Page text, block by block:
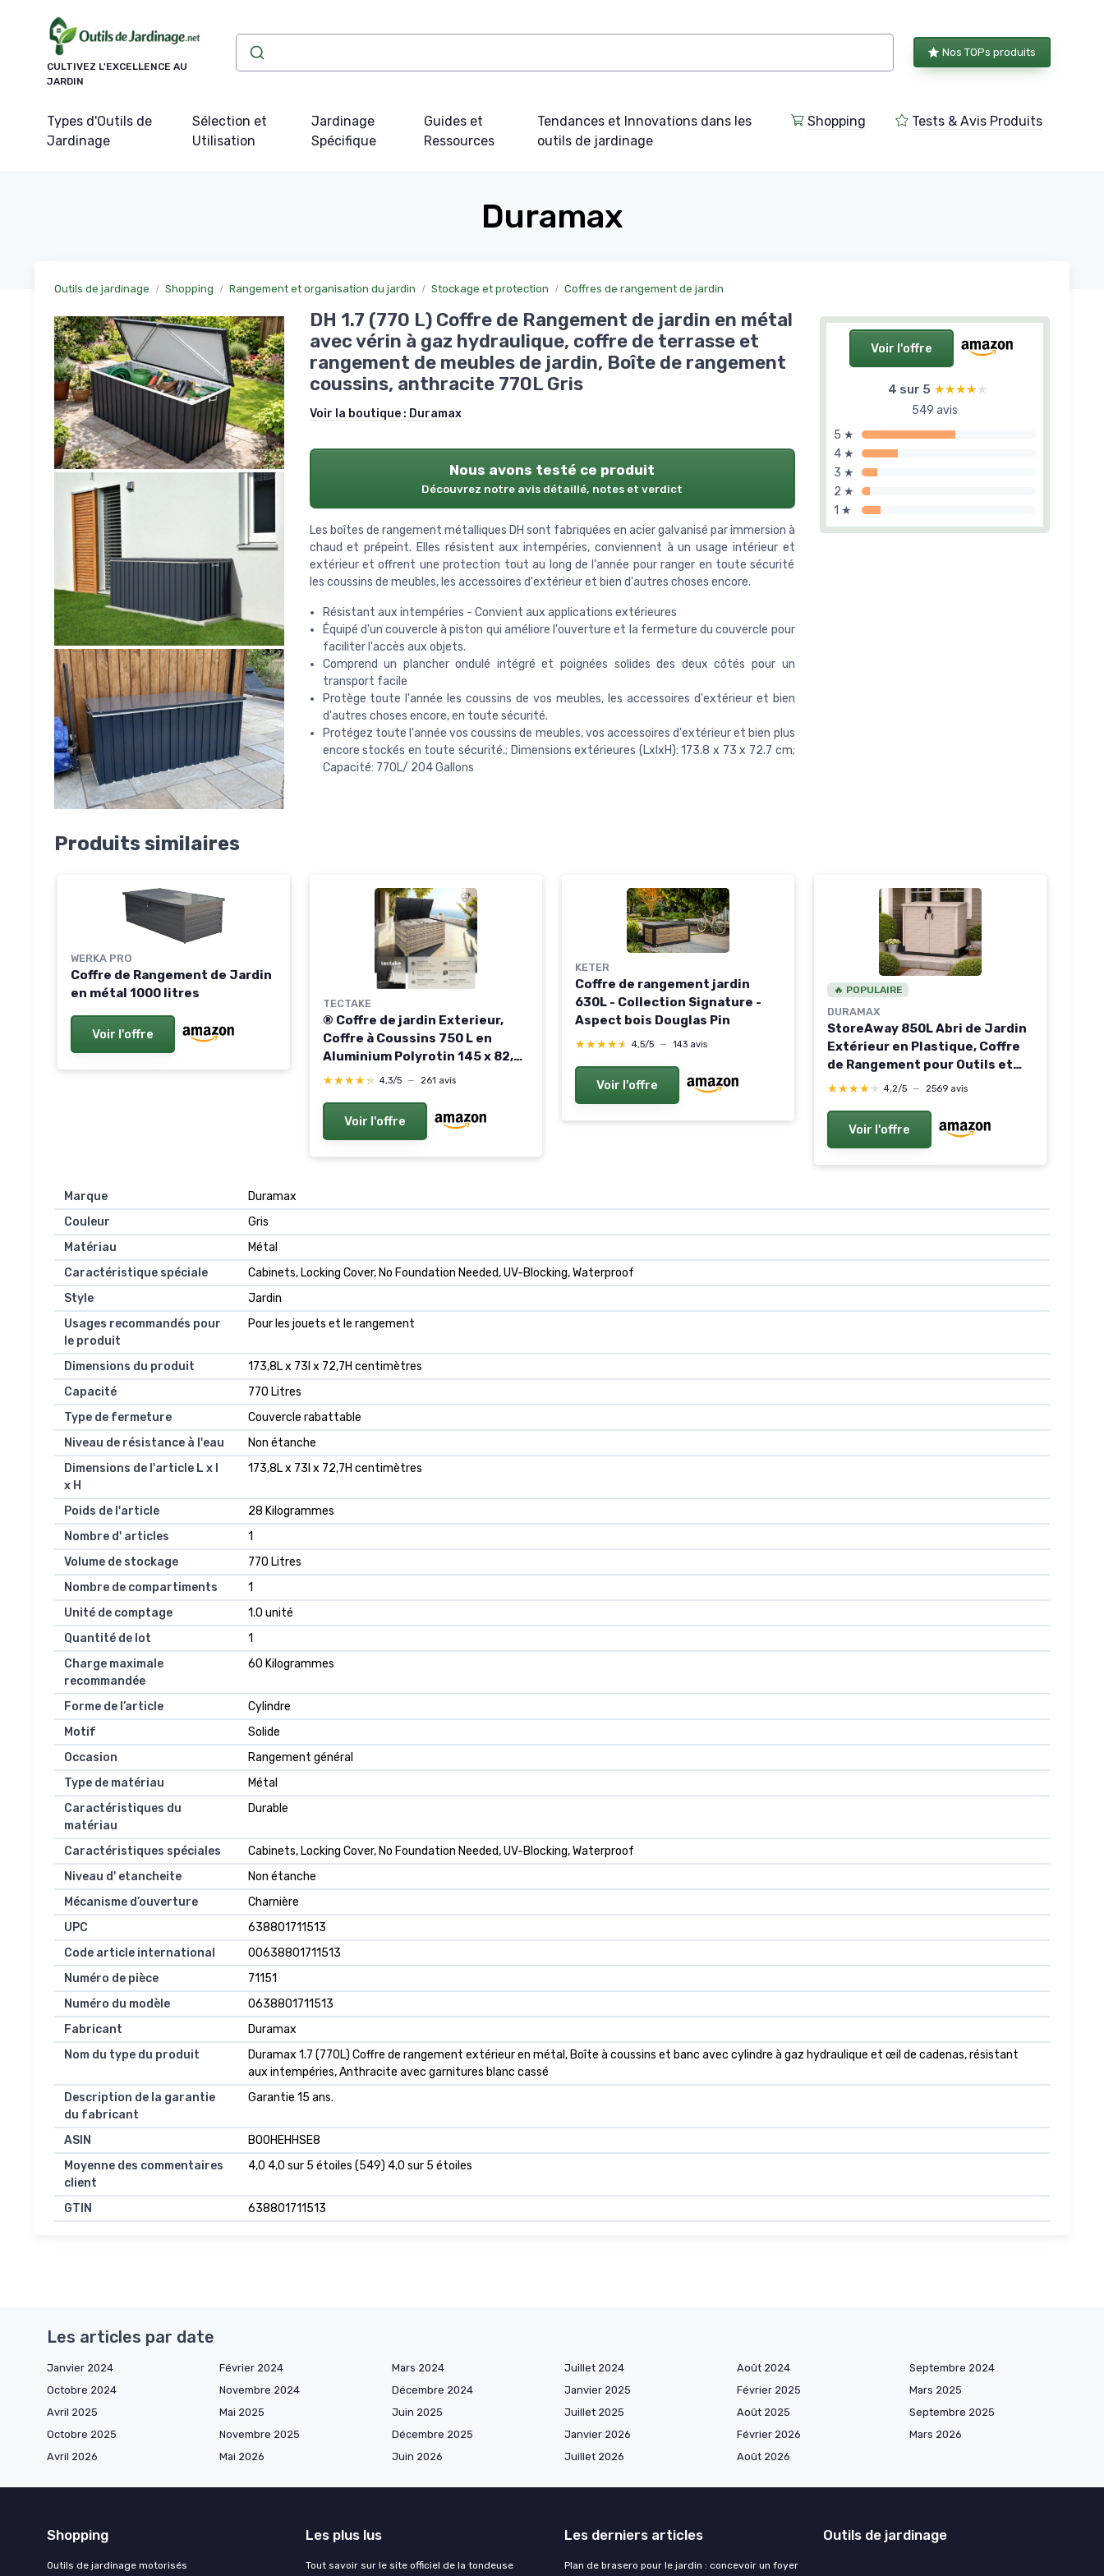
CULTIVEZ L'EXCELLENCE AU
JARDIN
Nos TOPs produits
Types d'Outils de
Jardinage
Sélection et
Utilisation
Jardinage
Spécifique
Guides et
Ressources
Tendances et Innovations dans les
outils de jardinage
Shopping Tests & Avis Produits
Duramax
Outils de jardinage Shopping Rangement et organisation du jardin Stockage et protection Coffres de rangement de jardin
Voir l'offre
4 sur 5 ★★★★★
★★★★★
549 avis
5 ★
4 ★
3 ★
2 ★
1 ★
DH 1.7 (770 L) Coffre de Rangement de jardin en métal
avec vérin à gaz hydraulique, coffre de terrasse et
rangement de meubles de jardin, Boîte de rangement
coussins, anthracite 770L Gris
Voir la boutique : Duramax
Nous avons testé ce produit
Découvrez notre avis détaillé, notes et verdict
Les boîtes de rangement métalliques DH sont fabriquées en acier galvanisé par immersion à
chaud et prépeint. Elles résistent aux intempéries, conviennent à un usage intérieur et
extérieur et offrent une protection tout au long de l'année pour ranger en toute sécurité
les coussins de meubles, les accessoires d'extérieur et bien d'autres choses encore.
Résistant aux intempéries - Convient aux applications extérieures
Équipé d'un couvercle à piston qui améliore l'ouverture et la fermeture du couvercle pour
faciliter l'accès aux objets.
Comprend un plancher ondulé intégré et poignées solides des deux côtés pour un
transport facile
Protège toute l'année les coussins de vos meubles, les accessoires d'extérieur et bien
d'autres choses encore, en toute sécurité.
Protégez toute l'année vos coussins de meubles, vos accessoires d'extérieur et bien plus
encore stockés en toute sécurité.; Dimensions extérieures (LxlxH): 173.8 x 73 x 72.7 cm;
Capacité: 770L/ 204 Gallons
Produits similaires
WERKA PRO
Coffre de Rangement de Jardin
en métal 1000 litres
Voir l'offre
TECTAKE
® Coffre de jardin Exterieur,
Coffre à Coussins 750 L en
Aluminium Polyrotin 145 x 82,5
x 79,5 cm, Couvercle
Rangement des Outils de
Jardin, Jouets Marron Naturel
★★★★★
★★★★★ 4,3/5 — 261 avis
Voir l'offre
KETER
Coffre de rangement jardin
630L - Collection Signature -
Aspect bois Douglas Pin
★★★★★
★★★★★ 4,5/5 — 143 avis
Voir l'offre
🔥 POPULAIRE
DURAMAX
StoreAway 850L Abri de Jardin
Extérieur en Plastique, Coffre
de Rangement pour Outils et
Barbecues, Cache-Poubelles
aux Intempéries, 130x74x110
cm, Taupe Chaud Flat Lid Warm
★★★★★
★★★★★ 4,2/5 — 2569 avis
Voir l'offre
Marque
Duramax
Couleur
Gris
Matériau
Métal
Caractéristique spéciale
Cabinets, Locking Cover, No Foundation Needed, UV-Blocking, Waterproof
Style
Jardin
Usages recommandés pour
le produit
Pour les jouets et le rangement
Dimensions du produit
173,8L x 73l x 72,7H centimètres
Capacité
770 Litres
Type de fermeture
Couvercle rabattable
Niveau de résistance à l'eau
Non étanche
Dimensions de l'article L x l
x H
173,8L x 73l x 72,7H centimètres
Poids de l'article
28 Kilogrammes
Nombre d' articles
1
Volume de stockage
770 Litres
Nombre de compartiments
1
Unité de comptage
1.0 unité
Quantité de lot
1
Charge maximale
recommandée
60 Kilogrammes
Forme de l’article
Cylindre
Motif
Solide
Occasion
Rangement général
Type de matériau
Métal
Caractéristiques du
matériau
Durable
Caractéristiques spéciales
Cabinets, Locking Cover, No Foundation Needed, UV-Blocking, Waterproof
Niveau d' etancheite
Non étanche
Mécanisme d’ouverture
Charnière
UPC
638801711513
Code article international
00638801711513
Numéro de pièce
71151
Numéro du modèle
0638801711513
Fabricant
Duramax
Nom du type du produit
Duramax 1.7 (770L) Coffre de rangement extérieur en métal, Boîte à coussins et banc avec cylindre à gaz hydraulique et œil de cadenas, résistant
aux intempéries, Anthracite avec garnitures blanc cassé
Description de la garantie
du fabricant
Garantie 15 ans.
ASIN
B00HEHHSE8
Moyenne des commentaires
client
4,0 4,0 sur 5 étoiles (549) 4,0 sur 5 étoiles
GTIN 638801711513
Les articles par date
Janvier 2024 Février 2024 Mars 2024 Juillet 2024 Août 2024
Septembre 2024
Octobre 2024
Novembre 2024 Décembre 2024 Janvier 2025 Février 2025
Mars 2025
Avril 2025
Mai 2025 Juin 2025 Juillet 2025 Août 2025
Septembre 2025
Octobre 2025
Novembre 2025 Décembre 2025 Janvier 2026 Février 2026
Mars 2026
Avril 2026
Mai 2026 Juin 2026 Juillet 2026 Août 2026
Shopping
Outils de jardinage motorisés
Les plus lus
Tout savoir sur le site officiel de la tondeuse
Les derniers articles
Plan de brasero pour le jardin : concevoir un foyer
Outils de jardinage